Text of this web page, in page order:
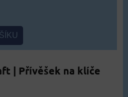
| Přívěšek na klíče